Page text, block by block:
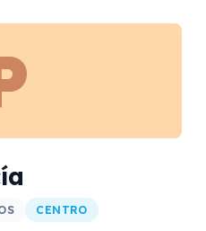
CENTRO